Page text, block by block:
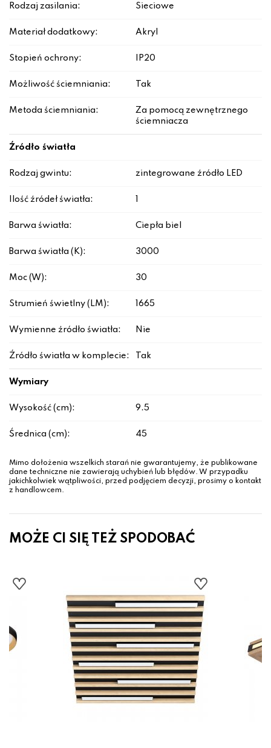
Rodzaj zasilania: Sieciowe
Materiał dodatkowy: Akryl
Stopień ochrony: IP20
Możliwość ściemniania: Tak
Metoda ściemniania:
Za pomocą zewnętrznego
ściemniacza
Źródło światła
Rodzaj gwintu: zintegrowane źródło LED
Ilość źródeł światła:
Barwa światła: Ciepła biel
Barwa światła (K): 3000
Moc (W): 30
Strumień świetlny (LM): 1665
Wymienne źródło światła: Nie
Źródło światła w komplecie: Tak
Wymiary
Wysokość (cm): 9.5
Średnica (cm): 45
Mimo dołożenia wszelkich starań nie gwarantujemy, że publikowane
dane techniczne nie zawierają uchybień lub błędów. W przypadku
jakichkolwiek wątpliwości, przed podjęciem decyzji, prosimy o kontakt
z handlowcem.
MOŻE CI SIĘ TEŻ SPODOBAĆ